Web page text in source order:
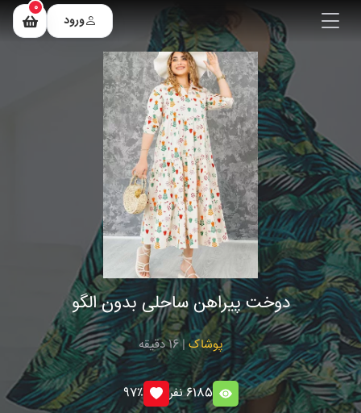
ورود
0
دوخت پیراهن ساحلی بدون الگو
پوشاک| 16 دقیقه
6185 نفر 97٪